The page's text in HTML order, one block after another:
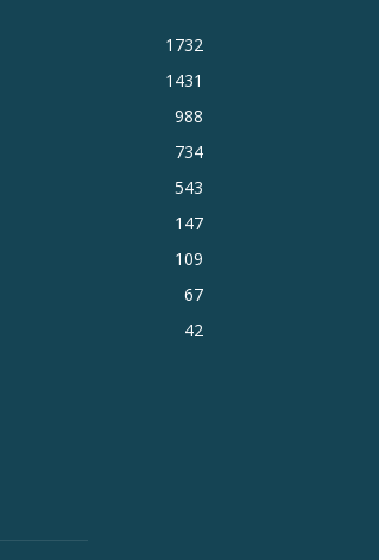
1732
1431
988
734
543
147
109
67
42